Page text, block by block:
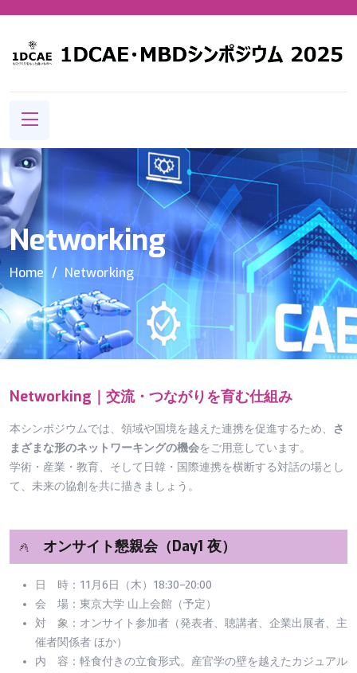
Networking
Home Networking
Networking｜交流・つながりを育む仕組み
本シンポジウムでは、領域や国境を越えた連携を促進するため、
さ
まざまな形のネットワーキングの機会をご用意しています。
学術・産業・教育、そして日韓・国際連携を横断する対話の場とし
て、未来の協創を共に描きましょう。
オンサイト懇親会（Day1 夜）
日 時：11月6日（木）18:30–20:00
会 場：東京大学 山上会館（予定）
対 象：オンサイト参加者（発表者、聴講者、企業出展者、主
催者関係者 ほか）
内 容：軽食付きの立食形式。産官学の壁を越えたカジュアル